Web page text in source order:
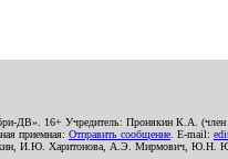
ДВ». 16+ Учредитель: Пронякин К.А.
приемная: Отправить сообщение . E-mail:
И.Ю. Харитонова, А.Э.